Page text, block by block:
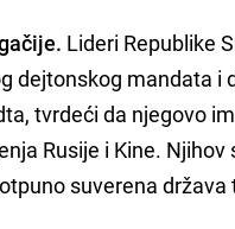
Lideri Republike
dejtonskog mandata
tvrdeći da njegovo
Rusije i Kine.
suverena